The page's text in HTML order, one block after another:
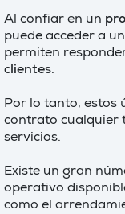
Al confiar en un
puede acceder a
permiten
clientes.
Por lo tanto, estos
contrato cualquier
servicios.
Existe un gran
operativo
como el